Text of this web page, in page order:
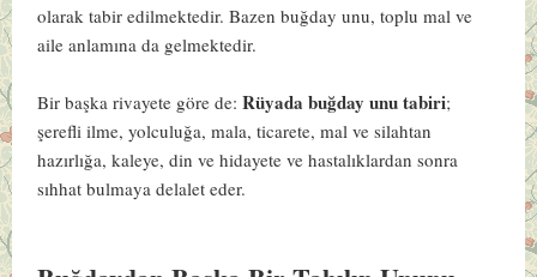
olarak tabir edilmektedir. Bazen buğday unu, toplu mal ve
aile anlamına da gelmektedir.
Bir başka rivayete göre de:Rüyada buğday unu tabiri;
şerefli ilme, yolculuğa, mala, ticarete, mal ve silahtan
hazırlığa, kaleye, din ve hidayete ve hastalıklardan sonra
sıhhat bulmaya delalet eder.